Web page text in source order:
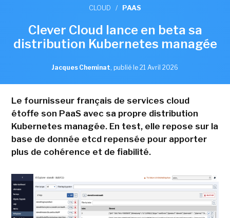
CLOUD / PAAS
Clever Cloud lance en beta sa
distribution Kubernetes managée
Jacques Cheminat, publié le 21 Avril 2026
Le fournisseur français de services cloud
étoffe son PaaS avec sa propre distribution
Kubernetes managée. En test, elle repose sur la
base de donnée etcd repensée pour apporter
plus de cohérence et de fiabilité.